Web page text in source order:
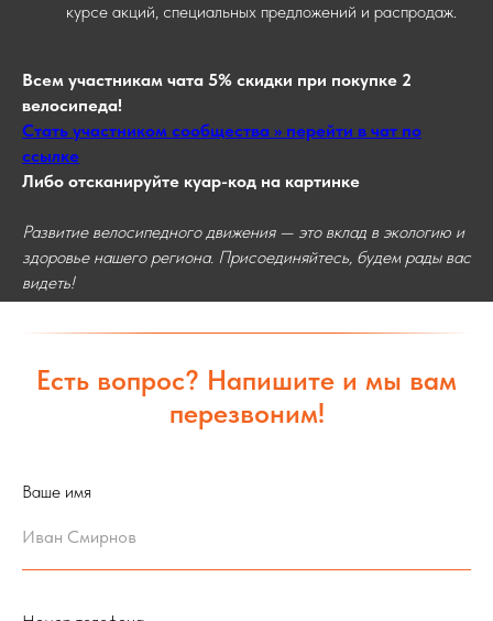
курсе акций, специальных предложений и распродаж.
Всем участникам чата 5% скидки при покупке 2
велосипеда!
Стать участником сообщества >> перейти в чат по
ссылке
Либо отсканируйте куар-код на картинке
Развитие велосипедного движения — это вклад в экологию и
здоровье нашего региона. Присоединяйтесь, будем рады вас
видеть!
Есть вопрос? Напишите и мы вам
перезвоним!
Ваше имя